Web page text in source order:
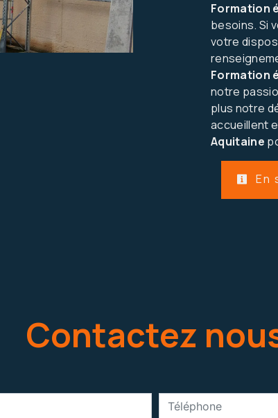
Formation
besoins. Si
votre
Formation
notre
plus notre
accueillent
Aquitaine
En
Contactez